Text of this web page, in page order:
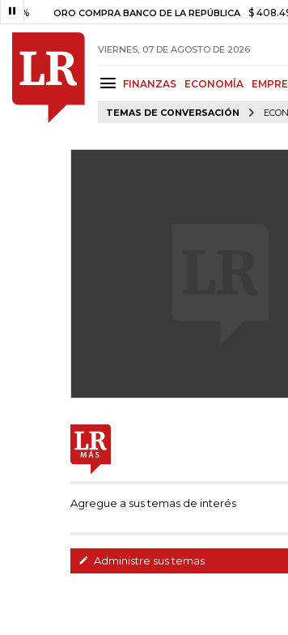
ORO COMPRA BANCO DE LA REPÚBLICA $ 408.498,97
VIERNES, 07 DE AGOSTO DE 2026
FINANZAS ECONOMÍA
TEMAS DE CONVERSACIÓN
Agregue a sus temas de interés
Administre sus temas